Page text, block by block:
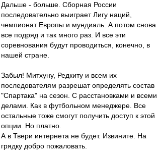
Дальше - больше. Сборная России
последовательно выиграет Лигу наций,
чемпионат Европы и мундиаль. А потом снова
все подряд и так много раз. И все эти
соревнования будут проводиться, конечно, в
нашей стране.
Забыл! Митхуну, Редкиту и всем их
последователям разрешат определять состав
"Спартака" на сезон. С расстановками и всеми
делами. Как в футбольном менеджере. Все
остальные тоже смогут получить доступ к этой
опции. Но платно.
А в Твери интернета не будет. Извините. На
грядку добро пожаловать.